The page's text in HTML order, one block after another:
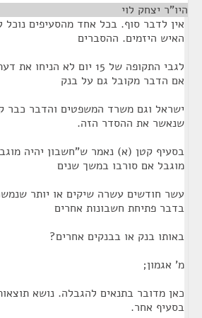
היו"ר יצחק לוי
אין לדבר סוף. בכל אחד מהסעיפים נוכל
האיש היזמים. ההסברים
לגבי התקופה של 15 יום לא
אם הדבר מקובל גם על בנק
ישראל וגם משרד המשפטים והדבר כבר
שנאשר את ההסדר הזה.
בסעיף קטן (א) נאמר ש"חשבון יהיה
מוגבל אם סורבו במשך שנים
עשר חודשים עשרה שיקים או יותר
בדבר פתיחת חשבונות אחרים
באותו בנק או בבנקים אחרים?
מ' אגמון;
כאן מדובר בתנאים להגבלה. נושא
בסעיף אחר.